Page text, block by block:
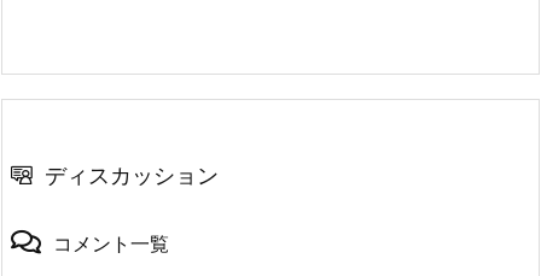
ディスカッション
コメント一覧